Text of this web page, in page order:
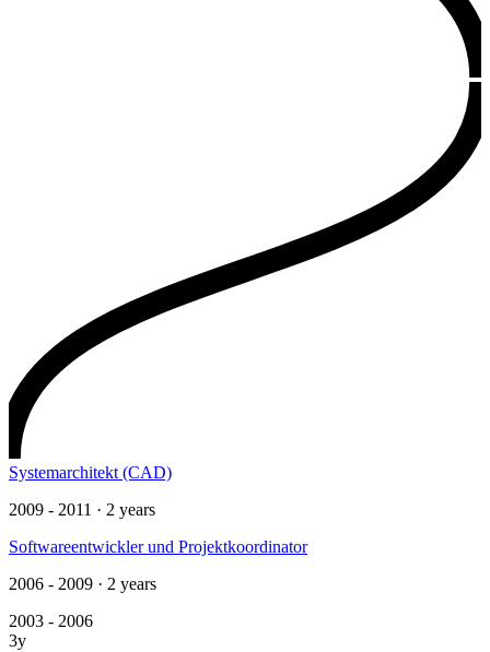
Systemarchitekt (CAD)
2009 - 2011 · 2 years
Softwareentwickler und Projektkoordinator
2006 - 2009 · 2 years
2003 - 2006
3y